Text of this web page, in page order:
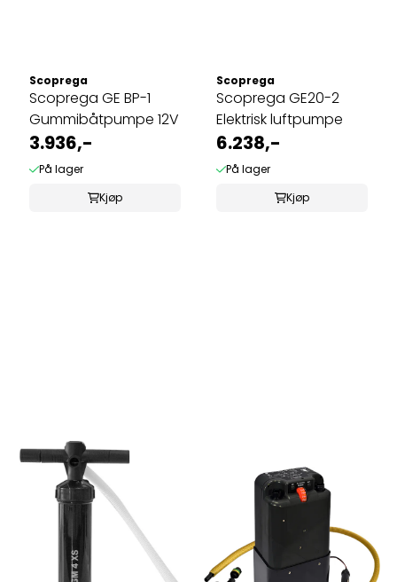
Scoprega
Scoprega GE BP-1
Gummibåtpumpe 12V
3.936,-
På lager
Kjøp
Scoprega
Scoprega GE20-2
Elektrisk luftpumpe
6.238,-
På lager
Kjøp